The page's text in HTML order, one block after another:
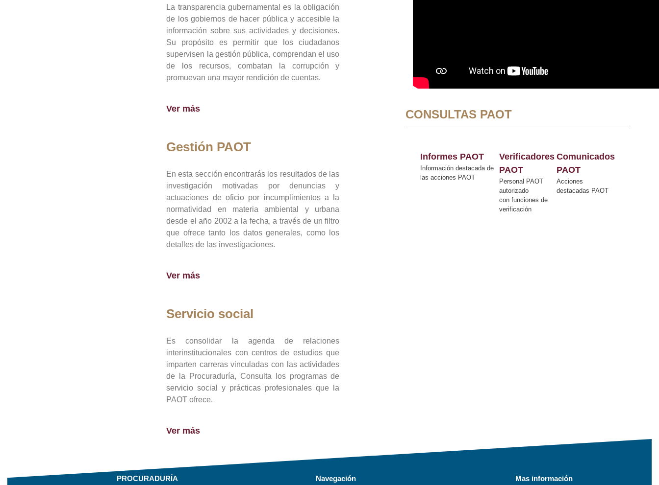
La transparencia gubernamental es la obligación
de los gobiernos de hacer pública y accesible la
información sobre sus actividades y decisiones.
Su propósito es permitir que los ciudadanos
supervisen la gestión pública, comprendan el uso
de los recursos, combatan la corrupción y
promuevan una mayor rendición de cuentas.
Ver más
Gestión PAOT
En esta sección encontrarás los resultados de las
investigación motivadas por denuncias y
actuaciones de oficio por incumplimientos a la
normatividad en materia ambiental y urbana
desde el año 2002 a la fecha, a través de un filtro
que ofrece tanto los datos generales, como los
detalles de las investigaciones.
Ver más
Servicio social
Es consolidar la agenda de relaciones
interinstitucionales con centros de estudios que
imparten carreras vinculadas con las actividades
de la Procuraduría, Consulta los programas de
servicio social y prácticas profesionales que la
PAOT ofrece.
Ver más
CONSULTAS PAOT
Informes PAOT
Información destacada de
las acciones PAOT
Verificadores
PAOT
Personal PAOT
autorizado
con funciones de
verificación
Comunicados
PAOT
Acciones
destacadas PAOT
PROCURADURÍA Navegación Mas información